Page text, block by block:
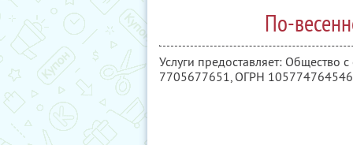
По-
Услуги предоставляет: Общество
7705677651, ОГРН